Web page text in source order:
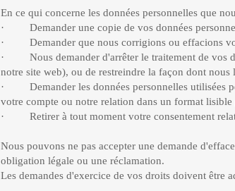
En ce qui concerne les données personnelles que
· Demander une copie de vos données
· Demander que nous corrigions ou effacions
· Nous demander d'arrêter le traitement de vos
notre site web), ou de restreindre la façon dont nous
· Demander les données personnelles utilisées
votre compte ou notre relation dans un format lisible
· Retirer à tout moment votre consentement
Nous pouvons ne pas accepter une demande
obligation légale ou une réclamation.
Les demandes d'exercice de vos droits doivent être